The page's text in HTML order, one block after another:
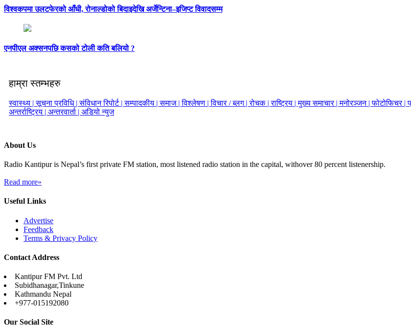
विश्वकपमा उलटफेरको आँधी, रोनाल्डोको बिदाइदेखि अर्जेन्टिना–इजिप्ट विवादसम्म
एनपीएल अक्सनपछि कसको टोली कति बलियो ?
हाम्रा स्तम्भहरु
स्वास्थ्य |सूचना प्रविधि |संविधान रिपोर्ट |सम्पादकीय |समाज |विश्लेषण |विचार / ब्लग |रोचक |राष्ट्रिय |मुख्य समाचार |मनोरञ्जन |फोटोफिचर |
अन्तर्राष्ट्रिय | अन्तरवार्ता | अडियो न्युज
About Us
Radio Kantipur is Nepal’s first private FM station, most listened radio station in the capital, withover 80 percent listenership.
Read more»
Useful Links
Advertise
Feedback
Terms & Privacy Policy
Contact Address
Kantipur FM Pvt. Ltd
Subidhanagar,Tinkune
Kathmandu Nepal
+977-015192080
Our Social Site